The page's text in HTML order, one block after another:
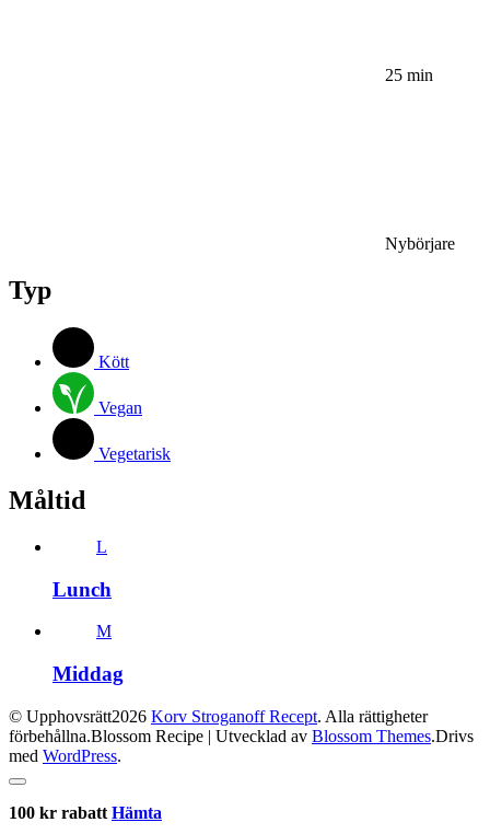
25 min
Nybörjare
Typ
Kött
Vegan
Vegetarisk
Måltid
L
Lunch
M
Middag
© Upphovsrätt2026 Korv Stroganoff Recept. Alla rättigheter
förbehållna.Blossom Recipe | Utvecklad av Blossom Themes.Drivs
med WordPress.
100 kr rabatt Hämta